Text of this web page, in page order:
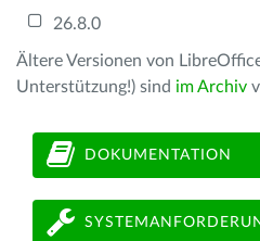
26.8.0
Ältere Versionen von
Unterstützung!) sind im Archiv
DOKUMENTATION